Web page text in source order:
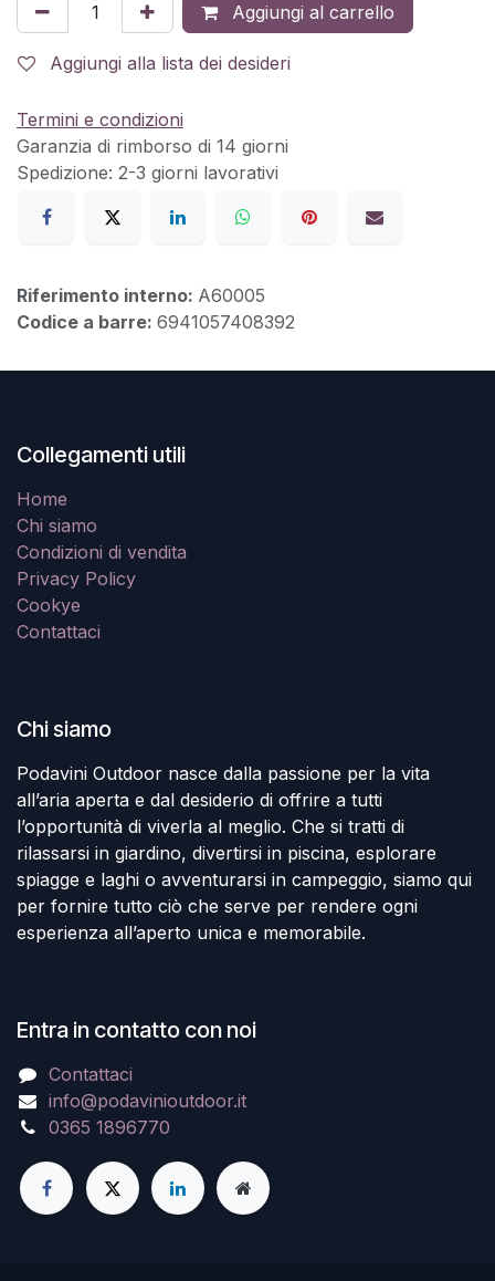
Aggiungi al carrello
Aggiungi alla lista dei desideri
Termini e condizioni
Garanzia di rimborso di 14 giorni
Spedizione: 2-3 giorni lavorativi
Riferimento interno: A60005
Codice a barre: 6941057408392
Collegamenti utili
Home
Chi siamo
Condizioni di vendita
Privacy Policy
Cookye
Contattaci
Chi siamo
Podavini Outdoor nasce dalla passione per la vita
all’aria aperta e dal desiderio di offrire a tutti
l’opportunità di viverla al meglio. Che si tratti di
rilassarsi in giardino, divertirsi in piscina, esplorare
spiagge e laghi o avventurarsi in campeggio, siamo qui
per fornire tutto ciò che serve per rendere ogni
esperienza all’aperto unica e memorabile.
Entra in contatto con noi
Contattaci
info@podavinioutdoor.it
0365 1896770